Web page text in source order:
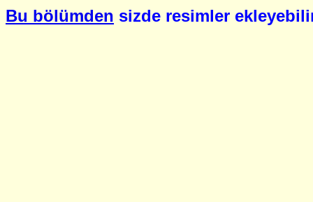
Bu bölümden sizde resimler